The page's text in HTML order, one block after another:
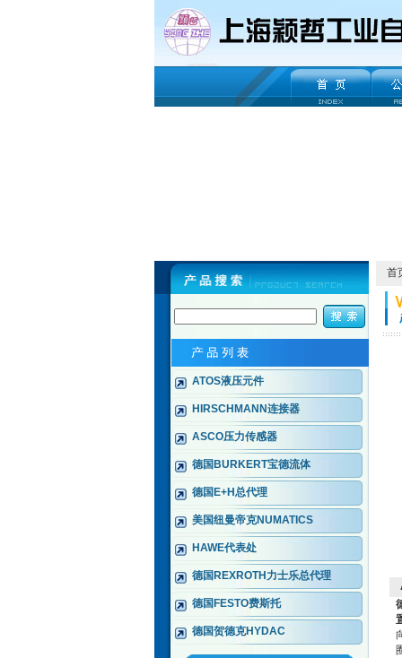
ATOS液压元件
HIRSCHMANN连接器
ASCO压力传感器
德国BURKERT宝德流体
德国E+H总代理
美国纽曼帝克NUMATICS
HAWE代表处
德国REXROTH力士乐总代理
德国FESTO费斯托
德国贺德克HYDAC
首